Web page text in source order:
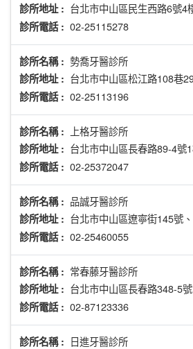
診所地址 : 台北市中山區民生西路6號4
診所電話 : 02-25115278
診所名稱 : 勢喬牙醫診所
診所地址 : 台北市中山區松江路108巷
診所電話 : 02-25113196
診所名稱 : 上格牙醫診所
診所地址 : 台北市中山區長春路89-4號
診所電話 : 02-25372047
診所名稱 : 品誠牙醫診所
診所地址 : 台北市中山區遼寧街145號
診所電話 : 02-25460055
診所名稱 : 常春藤牙醫診所
診所地址 : 台北市中山區長春路348-5號
診所電話 : 02-87123336
診所名稱 : 日進牙醫診所